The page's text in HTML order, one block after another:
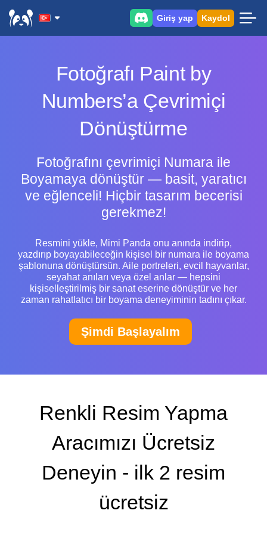
Giriş yap Kaydol
Fotoğrafı Paint by
Numbers’a Çevrimiçi
Dönüştürme
Fotoğrafını çevrimiçi Numara ile
Boyamaya dönüştür — basit, yaratıcı
ve eğlenceli! Hiçbir tasarım becerisi
gerekmez!
Resmini yükle, Mimi Panda onu anında indirip,
yazdırıp boyayabileceğin kişisel bir numara ile boyama
şablonuna dönüştürsün. Aile portreleri, evcil hayvanlar,
seyahat anıları veya özel anlar — hepsini
kişiselleştirilmiş bir sanat eserine dönüştür ve her
zaman rahatlatıcı bir boyama deneyiminin tadını çıkar.
Şimdi Başlayalım
Renkli Resim Yapma
Aracımızı Ücretsiz
Deneyin - ilk 2 resim
ücretsiz